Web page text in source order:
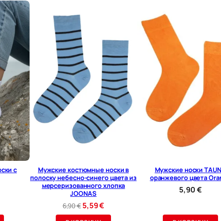
ж
с
к
и
е
н
о
с
ш
у
с
Мужские костюмные носки в
полоску небесно-синего цвета из
мерсеризованного хлопка
JOONAS
6,90€ Первоначальная
цена
5,59€Текущая
цена:
Мужские носки
оранжевого цвета
5,90€